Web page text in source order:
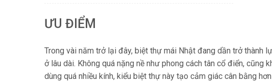
ƯU ĐIỂM
Trong vài năm trở lại đây, biệt thự mái Nhật đang dần trở thành
ở lâu dài. Không quá nặng nề như phong cách tân cổ điển, cũng
dùng quá nhiều kính, kiểu biệt thự này tạo cảm giác cân bằng